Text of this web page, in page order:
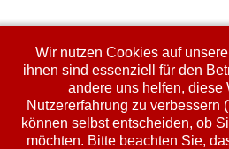
Informationsblatt
Wir nutzen Cookies auf
ihnen sind essenziell für den
andere uns helfen, diese
Nutzererfahrung zu verbessern
können selbst entscheiden, ob
möchten. Bitte beachten Sie,